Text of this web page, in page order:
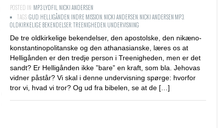
POSTED IN:MP3 LYDFIL NICKI ANDERSEN
TAGS:GUD HELLIGÅNDEN INDRE MISSION NICKI ANDERSEN NICKI ANDERSEN MP3
OLDKIRKELIGE BEKENDELSER TREENIGHEDEN UNDERVISNING
De tre oldkirkelige bekendelser, den apostolske, den nikæno-
konstantinopolitanske og den athanasianske, læres os at
Helligånden er den tredje person i Treenigheden, men er det
sandt? Er Helligånden ikke ”bare” en kraft, som bla. Jehovas
vidner påstår? Vi skal i denne undervisning spørge: hvorfor
tror vi, hvad vi tror? Og ud fra bibelen, se at de […]